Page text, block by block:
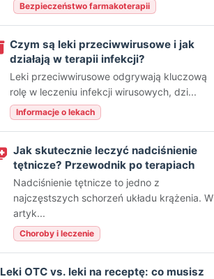
Bezpieczeństwo farmakoterapii
Czym są leki przeciwwirusowe i jak
działają w terapii infekcji?
Leki przeciwwirusowe odgrywają kluczową
rolę w leczeniu infekcji wirusowych, dzi...
Informacje o lekach
Jak skutecznie leczyć nadciśnienie
tętnicze? Przewodnik po terapiach
Nadciśnienie tętnicze to jedno z
najczęstszych schorzeń układu krążenia. W
artyk...
Choroby i leczenie
Leki OTC vs. leki na receptę: co musisz